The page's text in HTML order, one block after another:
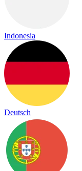
Indonesia
Deutsch